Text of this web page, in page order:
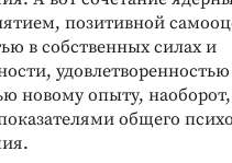
позитивной
в собственных силах и
новому опыту,
общего